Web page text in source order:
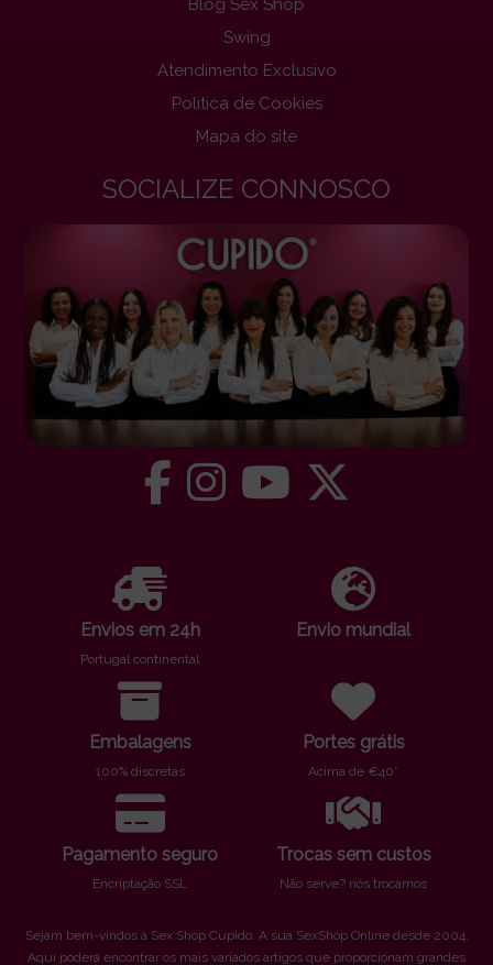
Blog Sex Shop
Swing
Atendimento Exclusivo
Politica de Cookies
Mapa do site
SOCIALIZE CONNOSCO
Envios em 24h
Portugal continental
Envio mundial
Embalagens
100% discretas
Portes grátis
Acima de €40*
Pagamento seguro
Encriptação SSL
Trocas sem custos
Não serve? nós trocamos
Sejam bem-vindos à Sex Shop Cupido. A sua SexShop Online desde 2004.
Aqui poderá encontrar os mais variados artigos que proporcionam grandes